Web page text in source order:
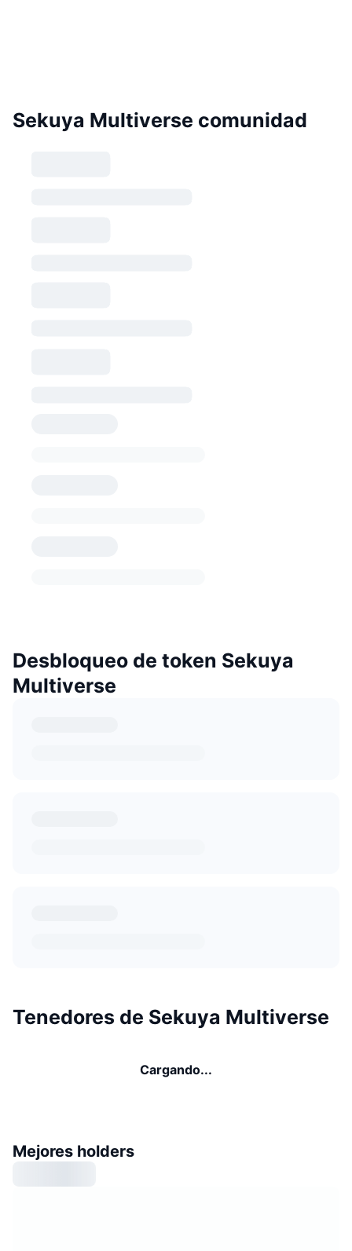
Sekuya Multiverse comunidad
Desbloqueo de token Sekuya
Multiverse
Tenedores de Sekuya Multiverse
Cargando...
Mejores holders